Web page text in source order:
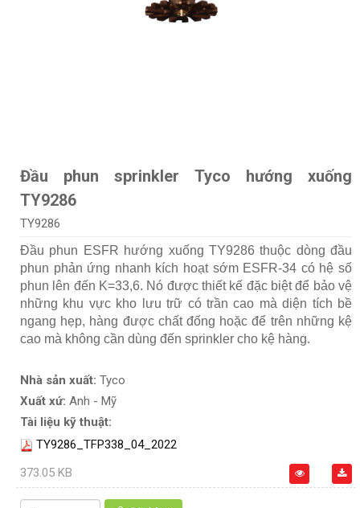
Đầu phun sprinkler Tyco hướng xuống
TY9286
TY9286
Đầu phun ESFR hướng xuống TY9286 thuộc dòng đầu
phun phản ứng nhanh kích hoạt sớm ESFR-34 có hệ số
phun lên đến K=33,6. Nó được thiết kế đặc biệt để bảo vệ
những khu vực kho lưu trữ có trần cao mà diện tích bề
ngang hẹp, hàng được chất đống hoặc để trên những kệ
cao mà không cần dùng đến sprinkler cho kệ hàng.
Nhà sản xuất: Tyco
Xuất xứ: Anh - Mỹ
Tài liệu kỹ thuật:
TY9286_TFP338_04_2022
373.05 KB